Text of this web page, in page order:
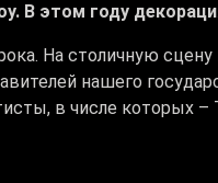
В этом году
На столичную
нашего
в числе которых